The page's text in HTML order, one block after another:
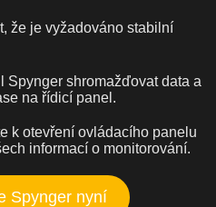
že je vyžadováno stabilní
Spynger shromažďovat data a
na řídicí panel.
k otevření ovládacího panelu
informací o monitorování.
Spynger nyní